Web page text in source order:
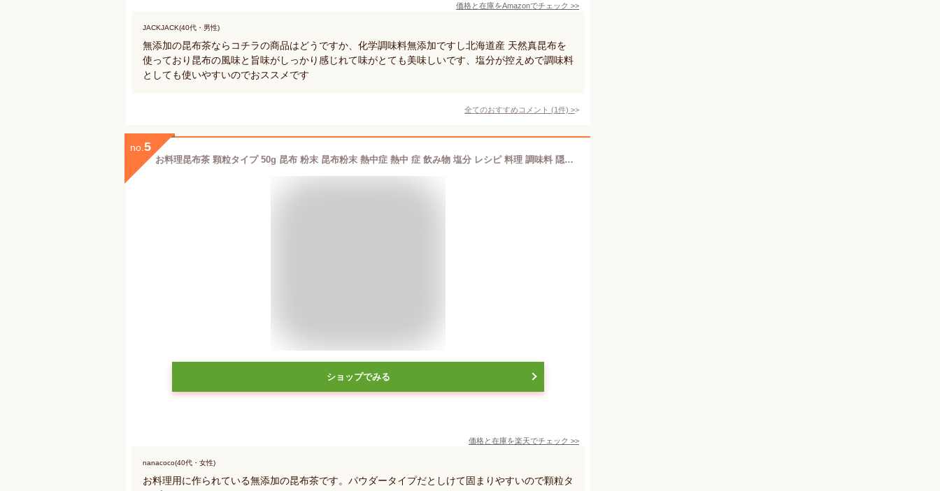
価格と在庫をAmazonでチェック >>
JACKJACK(40代・男性)
無添加の昆布茶ならコチラの商品はどうですか、化学調味料無添加ですし北海道産 天然真昆布を
使っており昆布の風味と旨味がしっかり感じれて味がとても美味しいです、塩分が控えめで調味料
としても使いやすいのでおススメです
全てのおすすめコメント (1件) >
no. 5
お料理昆布茶 顆粒タイプ 50g 昆布 粉末 昆布粉末 熱中症 熱中 症 飲み物 塩分 レシピ 料理 調味料 隠し味 北海道 だし 出汁 無添加 チャック 袋 ニットーリレー
ショップでみる
価格と在庫を楽天でチェック >>
nanacoco(40代・女性)
お料理用に作られている無添加の昆布茶です。パウダータイプだとしけて固まりやすいので顆粒タ